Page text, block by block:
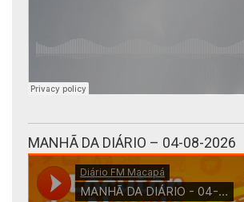
MANHÃ DA DIÁRIO – 04-08-2026